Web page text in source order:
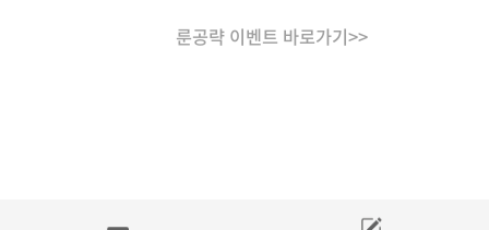
룬공략 이벤트 바로가기>>